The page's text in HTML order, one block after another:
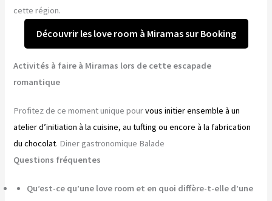
cette région.
Découvrir les love room à Miramas sur Booking
Activités à faire à Miramas lors de cette escapade
romantique
Profitez de ce moment unique pourvous initier ensemble à un
atelier d’initiation à la cuisine, au tufting ou encore à la fabrication
du chocolat. Diner gastronomique Balade
Questions fréquentes
Qu’est-ce qu’une love room et en quoi diffère-t-elle d’une